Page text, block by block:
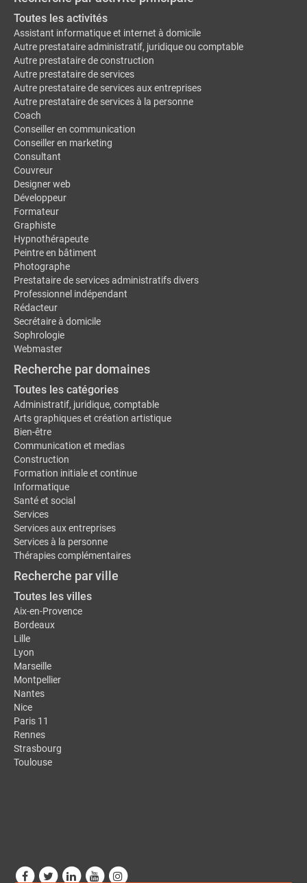
Toutes les activités
Assistant informatique et internet à domicile
Autre prestataire administratif, juridique ou comptable
Autre prestataire de construction
Autre prestataire de services
Autre prestataire de services aux entreprises
Autre prestataire de services à la personne
Coach
Conseiller en communication
Conseiller en marketing
Consultant
Couvreur
Designer web
Développeur
Formateur
Graphiste
Hypnothérapeute
Peintre en bâtiment
Photographe
Prestataire de services administratifs divers
Professionnel indépendant
Rédacteur
Secrétaire à domicile
Sophrologie
Webmaster
Recherche par domaines
Toutes les catégories
Administratif, juridique, comptable
Arts graphiques et création artistique
Bien-être
Communication et medias
Construction
Formation initiale et continue
Informatique
Santé et social
Services
Services aux entreprises
Services à la personne
Thérapies complémentaires
Recherche par ville
Toutes les villes
Aix-en-Provence
Bordeaux
Lille
Lyon
Marseille
Montpellier
Nantes
Nice
Paris 11
Rennes
Strasbourg
Toulouse